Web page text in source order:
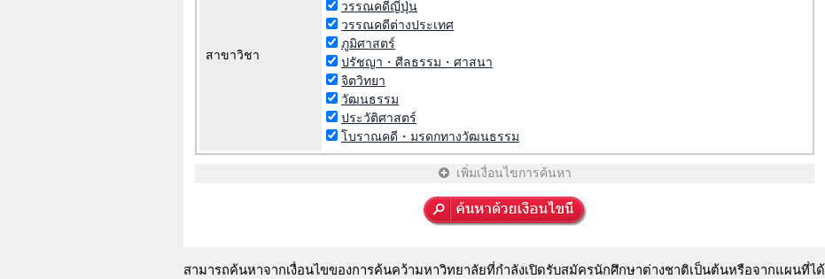
สาขาวิชา
วรรณคดีญี่ปุ่น
วรรณคดีต่างประเทศ
ภูมิศาสตร์
ปรัชญา・ศีลธรรม・ศาสนา
จิตวิทยา
วัฒนธรรม
ประวัติศาสตร์
โบราณคดี・มรดกทางวัฒนธรรม
เพิ่มเงื่อนไขการค้นหา
สามารถค้นหาจากเงื่อนไขของการค้นคว้ามหาวิทยาลัยที่กำลังเปิดรับสมัครนักศึกษาต่างชาติเป็นต้นหรือจากแผนที่ได้